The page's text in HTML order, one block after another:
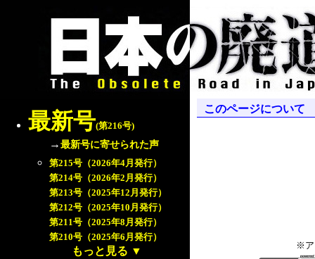
最新号(第216号)
→最新号に寄せられた声
第215号（2026年4月発行）
第214号（2026年2月発行）
第213号（2025年12月発行）
第212号（2025年10月発行）
第211号（2025年8月発行）
第210号（2025年6月発行）
もっと見る ▼
このページについて
※ア